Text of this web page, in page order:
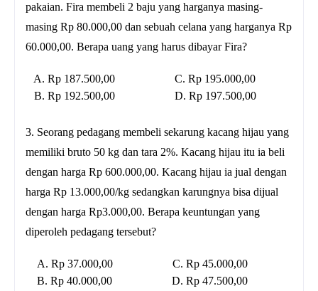
pakaian. Fira membeli 2 baju yang harganya masing-
masing Rp 80.000,00 dan sebuah celana yang harganya Rp
60.000,00. Berapa uang yang harus dibayar Fira?
A. Rp 187.500,00 C. Rp 195.000,00
B. Rp 192.500,00 D. Rp 197.500,00
3. Seorang pedagang membeli sekarung kacang hijau yang
memiliki bruto 50 kg dan tara 2%. Kacang hijau itu ia beli
dengan harga Rp 600.000,00. Kacang hijau ia jual dengan
harga Rp 13.000,00/kg sedangkan karungnya bisa dijual
dengan harga Rp3.000,00. Berapa keuntungan yang
diperoleh pedagang tersebut?
A. Rp 37.000,00 C. Rp 45.000,00
B. Rp 40.000,00 D. Rp 47.500,00